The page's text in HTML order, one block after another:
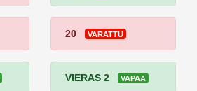
20 VARATTU
VIERAS 2 VAPAA